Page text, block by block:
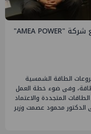
وزير الكهرباء والطاقة المتجددة يبحث مع شركة "AMEA POWER"
الطاقة الشمسية
وفى ضوء خطة العمل
المتجددة والاعتماد
الدكتور محمود عصمت وزير